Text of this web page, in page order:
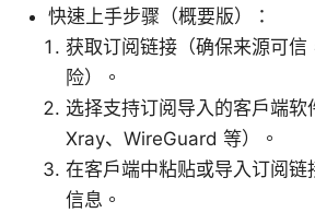
快速上手步骤（概要版）：
获取订阅链接（确保来源可信
险）。
选择支持订阅导入的客户端软
Xray、WireGuard 等）。
在客户端中粘贴或导入订阅链
信息。